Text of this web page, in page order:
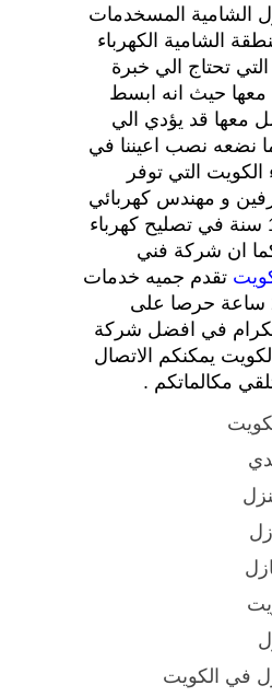
الشامية المسخدمات
الشامية الكهرباء
تحتاج الي خبرة
معها حيث انه ابسط
معها قد يؤدي الي
نضعه نصب اعيننا في
التي توفر
و مهندس كهربائي
منازل ذو خبرة 15 سنة في تصليح كهرباء
كما ان شركة فني
تقدم جميه خدمات
صيانة الكهرباء 24 ساعة حرصا على
في افضل شركة
يمكنكم الاتصال
مكالماتكم .
في الكويت